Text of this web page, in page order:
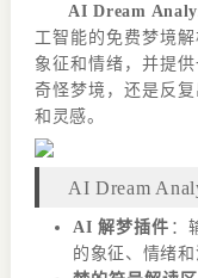
AI Dream
工智能的免费梦境
象征和情绪，并提
奇怪梦境，还是反
和灵感。
AI Dream
AI 解梦插件 ：
的象征、情绪和